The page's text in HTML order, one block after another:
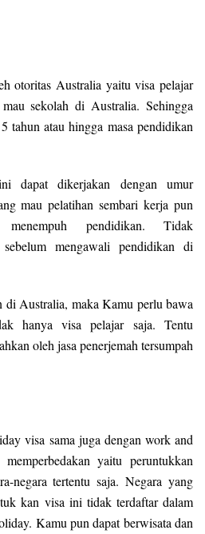
otoritas Australia yaitu visa pelajar
sekolah di Australia. Sehingga
tahun atau hingga masa pendidikan
dapat dikerjakan dengan umur
mau pelatihan sembari kerja pun
menempuh pendidikan. Tidak
mengawali pendidikan di
di Australia, maka Kamu perlu bawa
hanya visa pelajar saja. Tentu
oleh jasa penerjemah tersumpah
visa sama juga dengan work and
yaitu peruntukkan
negara tertentu saja. Negara yang
kan visa ini tidak terdaftar dalam
Kamu pun dapat berwisata dan